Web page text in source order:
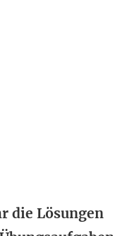
die Lösungen